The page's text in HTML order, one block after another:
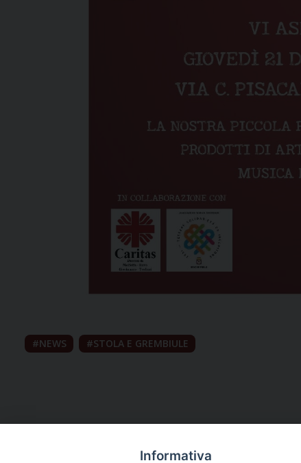
NEWS STOLA E GREMBIULE
Informativa